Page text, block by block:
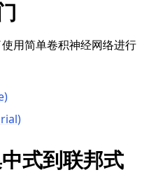
用简单卷积神经网络进行
式到联邦式